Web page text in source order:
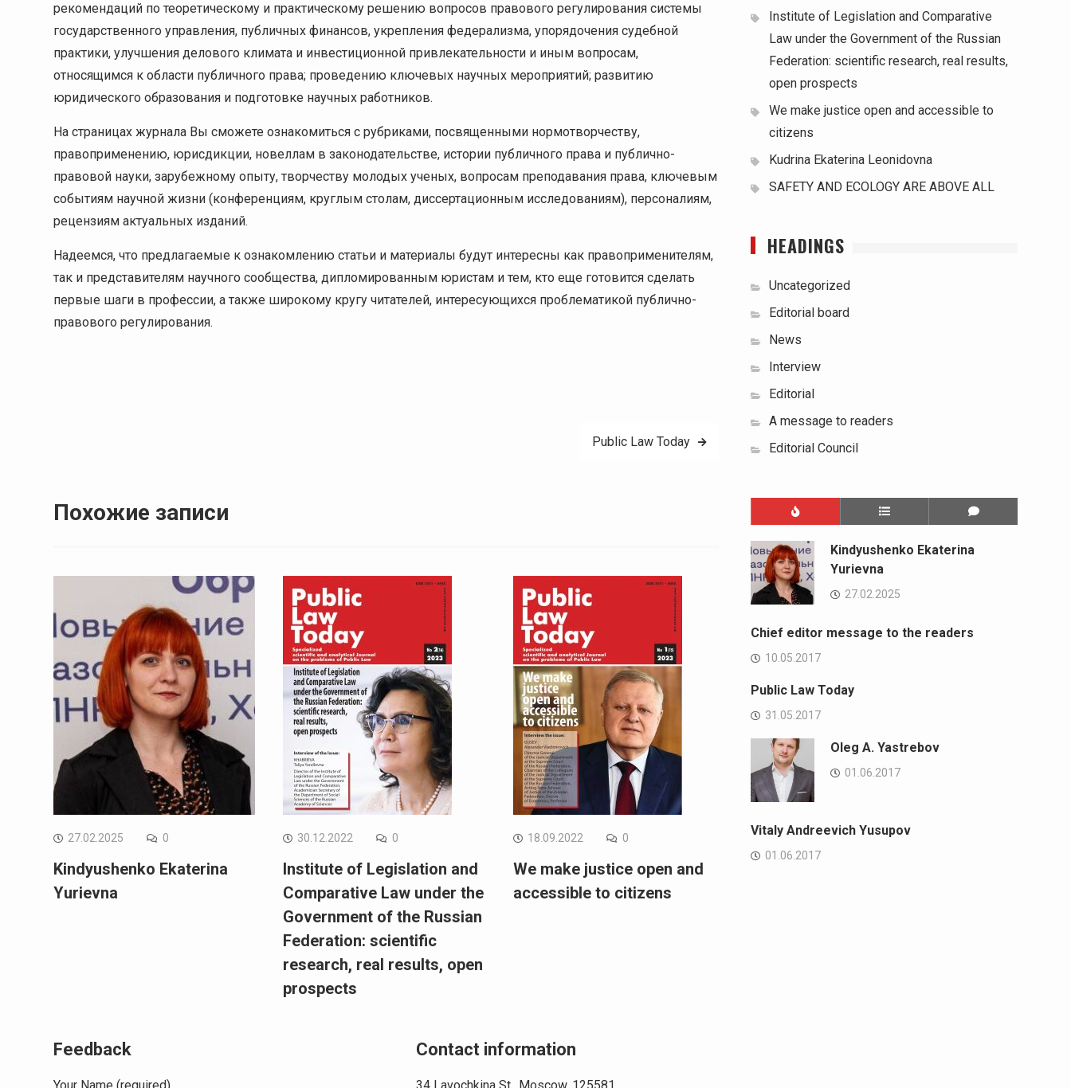
рекомендаций по теоретическому и практическому решению вопросов правового регулирования системы
государственного управления, публичных финансов, укрепления федерализма, упорядочeния судебной
практики, улучшения делового климата и инвестиционной привлекательности и иным вопросам,
относящимся к области публичного права; проведению ключевых научных мероприятий; развитию
юридического образования и подготовке научных работников.
На страницах журнала Вы сможете ознакомиться с рубриками, посвященными нормотворчеству,
правоприменению, юрисдикции, новеллам в законодательстве, истории публичного права и публично-
правовой науки, зарубежному опыту, творчеству молодых ученых, вопросам преподавания права, ключевым
событиям научной жизни (конференциям, круглым столам, диссертационным исследованиям), персоналиям,
рецензиям актуальных изданий.
Надеемся, что предлагаемые к ознакомлению статьи и материалы будут интересны как правоприменителям,
так и представителям научного сообщества, дипломированным юристам и тем, кто еще готовится сделать
первые шаги в профессии, а также широкому кругу читателей, интересующихся проблематикой публично-
правового регулирования.
записям
Public Law Today
Похожие записи
27.02.2025 0
Kindyushenko Ekaterina
Yurievna
30.12.2022 0
Institute of Legislation and
Comparative Law under the
Government of the Russian
Federation: scientific
research, real results, open
prospects
18.09.2022 0
We make justice open and
accessible to citizens
Feedback Contact information
Institute of Legislation and Comparative
Law under the Government of the Russian
Federation: scientific research, real results,
open prospects
We make justice open and accessible to
citizens
Kudrina Ekaterina Leonidovna
SAFETY AND ECOLOGY ARE ABOVE ALL
HEADINGS
Uncategorized
Editorial board
News
Interview
Editorial
A message to readers
Editorial Council
Kindyushenko Ekaterina
Yurievna
27.02.2025
Chief editor message to the readers
10.05.2017
Public Law Today
31.05.2017
Oleg A. Yastrebov
01.06.2017
Vitaly Andreevich Yusupov
01.06.2017